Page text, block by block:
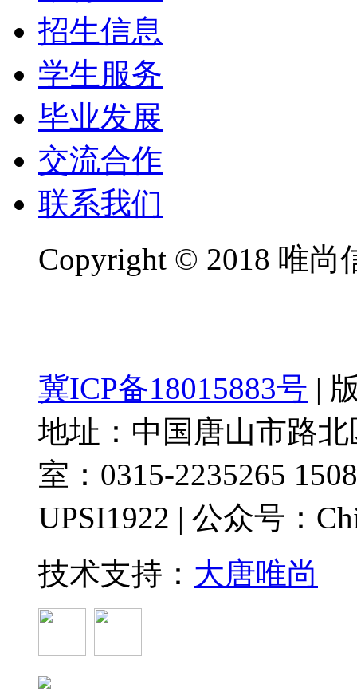
招生信息
学生服务
毕业发展
交流合作
联系我们
Copyright © 2018 唯尚
冀ICP备18015883号 |
地址：中国唐山市路
室：0315-2235265
UPSI1922 | 公众号：
技术支持： 大唐唯尚